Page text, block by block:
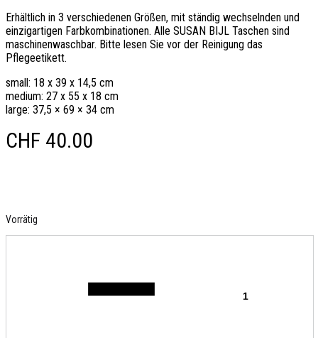
Erhältlich in 3 verschiedenen Größen, mit ständig wechselnden und
einzigartigen Farbkombinationen. Alle SUSAN BIJL Taschen sind
maschinenwaschbar. Bitte lesen Sie vor der Reinigung das
Pflegeetikett.
small: 18 x 39 x 14,5 cm
medium: 27 x 55 x 18 cm
large: 37,5 × 69 × 34 cm
CHF 40.00
Vorrätig